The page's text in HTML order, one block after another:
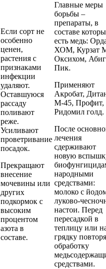
Если сорт не
особенно
ценен,
растения с
признаками
инфекции
удаляют.
Оставшуюся
рассаду
поливают
реже.
Усиливают
проветривание
посадок.
Прекращают
внесение
мочевины или
других
подкормок с
высоким
процентом
азота в
составе.
Главные меры
борьбы –
препараты, в
составе
есть медь:
ХОМ, Курзат
Оксихом,
Пик.
Применяют
Акробат,
М-45, Профит,
Ридомил голд.
После
лечения
сдерживают
новую
народными
средствами:
молоко с
луково-
настои. Перед
пересадкой в
теплицу или
грядку
обработку
средствами.